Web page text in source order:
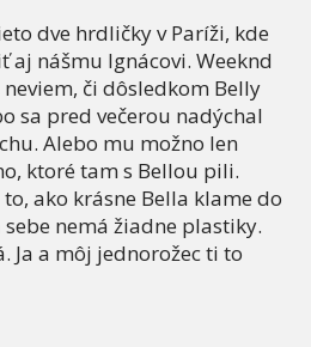
dve hrdličky v Paríži, kde
nášmu Ignácovi. Weeknd
či dôsledkom Belly
sa pred večerou nadýchal
Alebo mu možno len
ktoré tam s Bellou pili.
ako krásne Bella klame do
nemá žiadne plastiky.
Ja a môj jednorožec ti to